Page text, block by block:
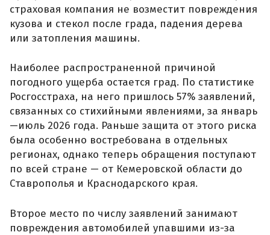
страховая компания не возместит повреждения
кузова и стекол после града, падения дерева
или затопления машины.
Наиболее распространенной причиной
погодного ущерба остается град. По статистике
Росгосстраха, на него пришлось 57% заявлений,
связанных со стихийными явлениями, за январь
—июль 2026 года. Раньше защита от этого риска
была особенно востребована в отдельных
регионах, однако теперь обращения поступают
по всей стране — от Кемеровской области до
Ставрополья и Краснодарского края.
Второе место по числу заявлений занимают
повреждения автомобилей упавшими из-за